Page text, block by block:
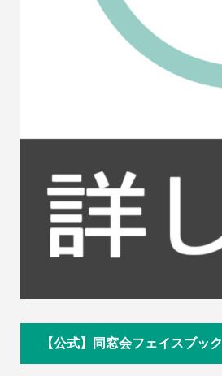
【公式】同窓会フェイスブック